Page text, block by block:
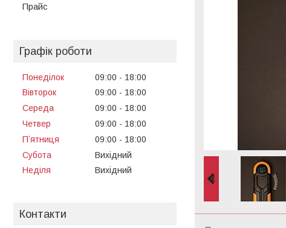
Прайс
Графік роботи
Понеділок 09:00
18:00
Вівторок
09:00
18:00
Середа
09:00
18:00
Четвер
09:00
18:00
Пʼятниця
09:00
18:00
Субота
Вихідний
Неділя
Вихідний
Контакти